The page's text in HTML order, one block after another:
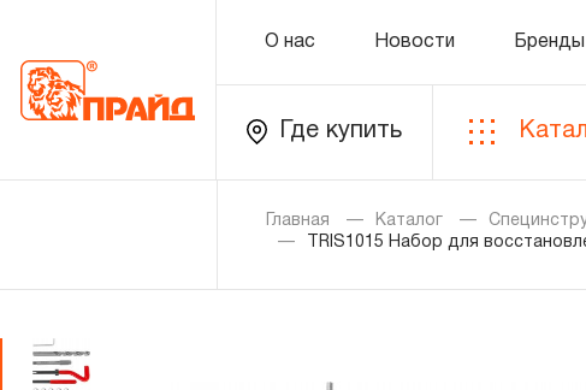
О нас Новости Бренды
Где купить
Каталог
Золотая лихорадка
Главная Каталог
TRIS1015 Набор для